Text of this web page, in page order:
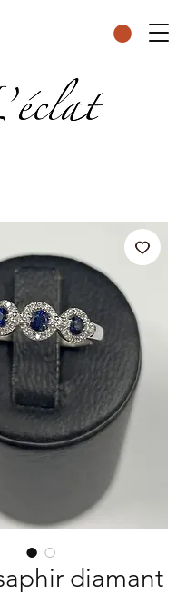
diamant